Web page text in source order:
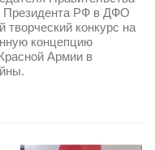
Президента РФ в ДФО
конкурс на
концепцию
Армии в